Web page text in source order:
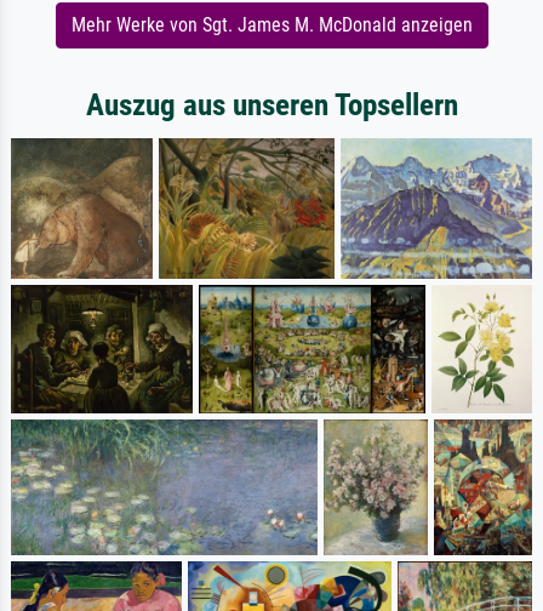
Mehr Werke von Sgt. James M. McDonald anzeigen
Auszug aus unseren Topsellern